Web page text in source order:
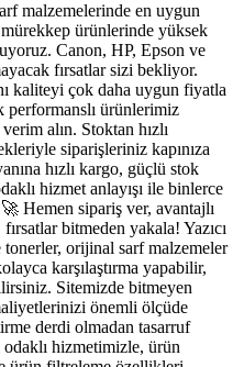
malzemelerinde en uygun
ürünlerinde yüksek
Canon, HP, Epson ve
fırsatlar sizi bekliyor.
kaliteyi çok daha uygun fiyatla
ürünlerimiz
alın. Stoktan hızlı
siparişleriniz kapınıza
hızlı kargo, güçlü stok
hizmet anlayışı ile binlerce
Hemen sipariş ver, avantajlı
bitmeden yakala! Yazıcı
orijinal sarf malzemeler
karşılaştırma yapabilir,
Sitemizde bitmeyen
önemli ölçüde
derdi olmadan tasarruf
hizmetimizle, ürün